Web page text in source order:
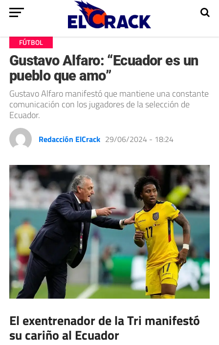
FÚTBOL
Gustavo Alfaro: “Ecuador es un
pueblo que amo”
Gustavo Alfaro manifestó que mantiene una constante
comunicación con los jugadores de la selección de
Ecuador.
Redacción ElCrack 29/06/2024 - 18:24
El exentrenador de la Tri manifestó
su cariño al Ecuador